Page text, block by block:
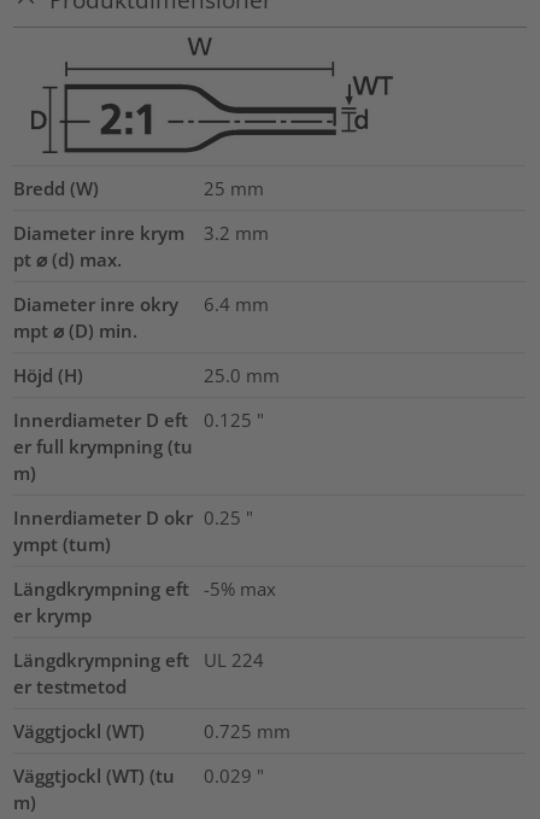
Bredd (W) 25 mm
Diameter inre krym
pt ⌀ (d) max.
3.2 mm
Diameter inre okry
mpt ⌀ (D) min.
6.4 mm
Höjd (H) 25.0 mm
Innerdiameter D eft
er full krympning (tu
m)
0.125 "
Innerdiameter D okr
ympt (tum)
0.25 "
Längdkrympning eft
er krymp
-5% max
Längdkrympning eft
er testmetod
UL 224
Väggtjockl (WT) 0.725 mm
Väggtjockl (WT) (tu
m)
0.029 "